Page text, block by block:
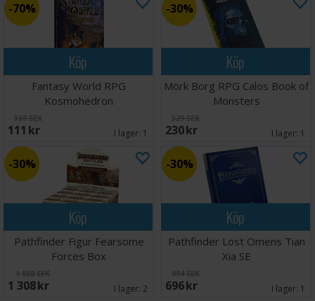
Köp
70%
Fantasy World RPG
Kosmohedron
369 SEK
111 SEK I lager: 1
Köp
30%
Mörk Borg RPG Calos Book of
Monsters
329 SEK
230 SEK I lager: 1
Köp
30%
Pathfinder Figur Fearsome
Forces Box
1 868 SEK
1 308 SEK I lager: 2
Köp
30%
Pathfinder Lost Omens Tian
Xia SE
994 SEK
696 SEK I lager: 1